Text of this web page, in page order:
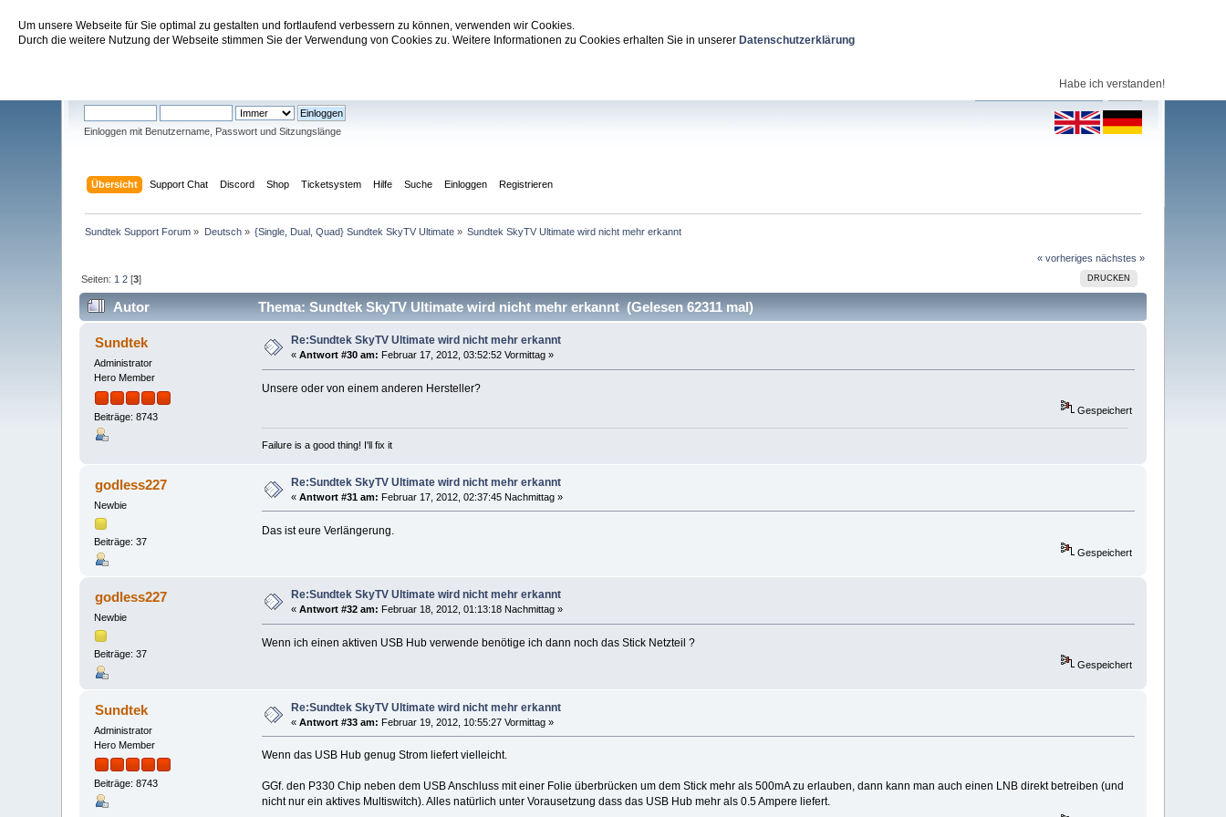
Um unsere Webseite für Sie optimal zu gestalten und fortlaufend verbessern zu können, verwenden wir Cookies.
Durch die weitere Nutzung der Webseite stimmen Sie der Verwendung von Cookies zu. Weitere Informationen zu Cookies erhalten Sie in unserer Datenschutzerklärung
Habe ich verstanden!
Sundtek Support Forum
Einloggen mit Benutzername, Passwort und Sitzungslänge
Übersicht Support Chat Discord Shop Ticketsystem Hilfe Suche Einloggen Registrieren
Sundtek Support Forum » Deutsch» {Single, Dual, Quad} Sundtek SkyTV Ultimate » Sundtek SkyTV Ultimate wird nicht mehr erkannt
« vorheriges nächstes »
DRUCKEN
Seiten: 1 2 [3]
Autor Thema: Sundtek SkyTV Ultimate wird nicht mehr erkannt (Gelesen 62311 mal)
Sundtek
Administrator
Hero Member
Beiträge: 8743
Re:Sundtek SkyTV Ultimate wird nicht mehr erkannt
«Antwort #30 am: Februar 17, 2012, 03:52:52 Vormittag »
Unsere oder von einem anderen Hersteller?
Gespeichert
Failure is a good thing! I'll fix it
godless227
Newbie
Beiträge: 37
Re:Sundtek SkyTV Ultimate wird nicht mehr erkannt
«Antwort #31 am: Februar 17, 2012, 02:37:45 Nachmittag »
Das ist eure Verlängerung.
Gespeichert
godless227
Newbie
Beiträge: 37
Re:Sundtek SkyTV Ultimate wird nicht mehr erkannt
«Antwort #32 am: Februar 18, 2012, 01:13:18 Nachmittag »
Wenn ich einen aktiven USB Hub verwende benötige ich dann noch das Stick Netzteil ?
Gespeichert
Sundtek
Administrator
Hero Member
Beiträge: 8743
Re:Sundtek SkyTV Ultimate wird nicht mehr erkannt
«Antwort #33 am: Februar 19, 2012, 10:55:27 Vormittag »
Wenn das USB Hub genug Strom liefert vielleicht.
GGf. den P330 Chip neben dem USB Anschluss mit einer Folie überbrücken um dem Stick mehr als 500mA zu erlauben, dann kann man auch einen LNB direkt betreiben (und
nicht nur ein aktives Multiswitch). Alles natürlich unter Vorausetzung dass das USB Hub mehr als 0.5 Ampere liefert.